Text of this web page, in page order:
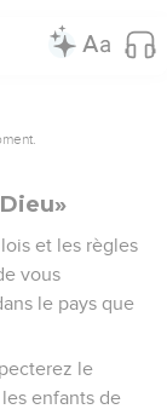
et les règles
vous
le pays que
le
enfants de